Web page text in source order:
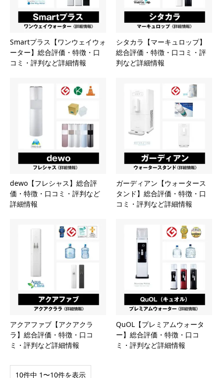
Smartプラス【ワンウェイウォ
ーター】総合評価・特徴・口
コミ・評判など詳細情報
シタカラ【マーキュロップ】
総合評価・特徴・口コミ・評
判など詳細情報
dewo【フレシャス】総合評
価・特徴・口コミ・評判など
詳細情報
ガーディアン【ウォータース
タンド】総合評価・特徴・口
コミ・評判など詳細情報
アクアファブ【アクアクラ
ラ】総合評価・特徴・口コ
ミ・評判など詳細情報
QuOL【プレミアムウォータ
ー】総合評価・特徴・口コ
ミ・評判など詳細情報
10件中 1〜10件を表示